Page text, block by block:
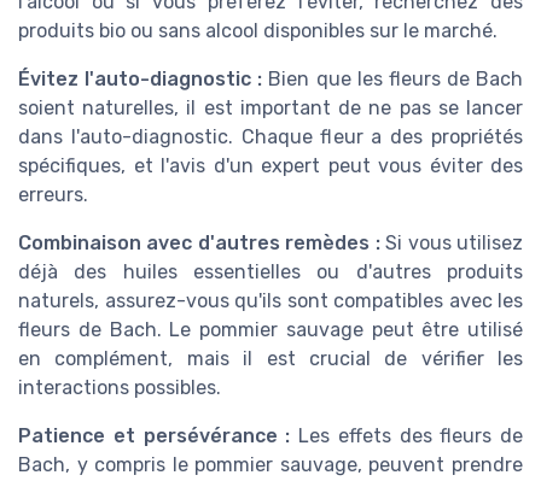
produits bio ou sans alcool disponibles sur le marché.
Évitez l'auto-diagnostic : Bien que les fleurs de Bach
soient naturelles, il est important de ne pas se lancer
dans l'auto-diagnostic. Chaque fleur a des propriétés
spécifiques, et l'avis d'un expert peut vous éviter des
erreurs.
Combinaison avec d'autres remèdes :Si vous utilisez
déjà des huiles essentielles ou d'autres produits
naturels, assurez-vous qu'ils sont compatibles avec les
fleurs de Bach. Le pommier sauvage peut être utilisé
en complément, mais il est crucial de vérifier les
interactions possibles.
Patience et persévérance : Les effets des fleurs de
Bach, y compris le pommier sauvage, peuvent prendre